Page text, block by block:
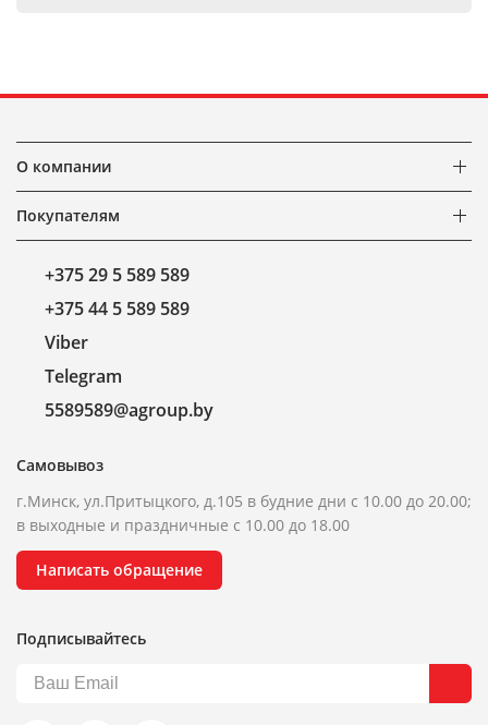
О компании
Покупателям
+375 29 5 589 589
+375 44 5 589 589
Viber
Telegram
5589589@agroup.by
Самовывоз
г.Минск, ул.Притыцкого, д.105 в будние дни с 10.00 до 20.00;
в выходные и праздничные с 10.00 до 18.00
Написать обращение
Подписывайтесь